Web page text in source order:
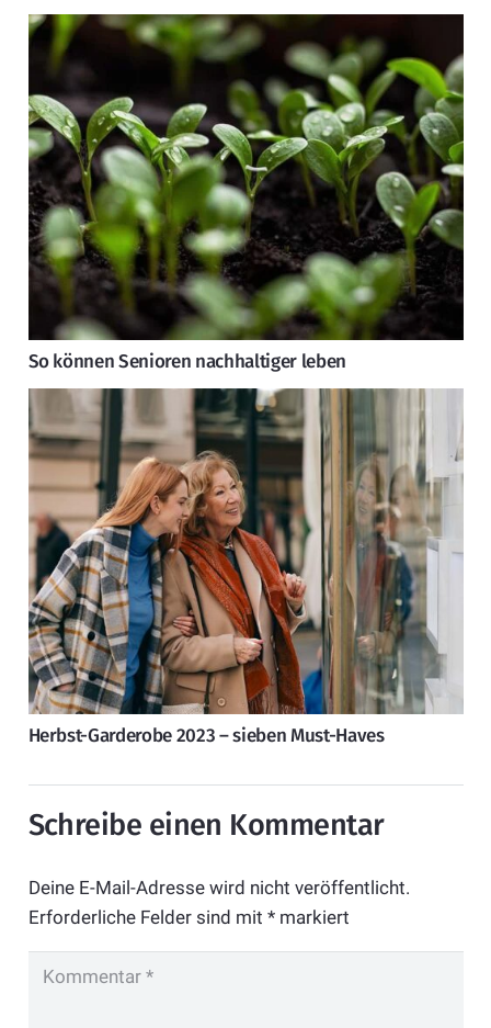
So können Senioren nachhaltiger leben
Herbst-Garderobe 2023 – sieben Must-Haves
Schreibe einen Kommentar
Deine E-Mail-Adresse wird nicht veröffentlicht.
Erforderliche Felder sind mit *markiert